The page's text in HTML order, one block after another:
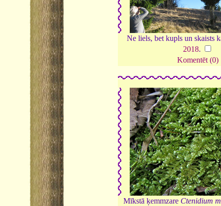
Ne liels, bet kupls un skaists
2018.
Komentēt (0)
Mīkstā ķemmzare Ctenidium